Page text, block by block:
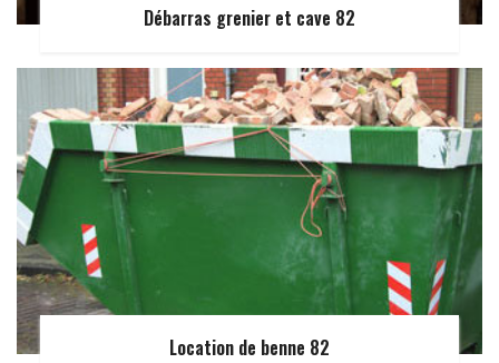
Débarras grenier et cave 82
Location de benne 82